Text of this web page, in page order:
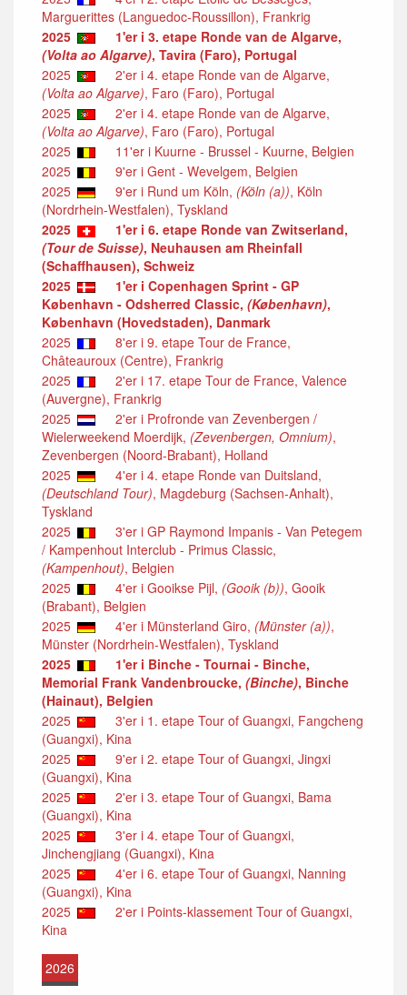
Marguerittes (Languedoc-Roussillon), Frankrig
2025
1'er i 3. etape Ronde van de Algarve,
(Volta ao Algarve), Tavira (Faro), Portugal
2025
2'er i 4. etape Ronde van de Algarve,
(Volta ao Algarve), Faro (Faro), Portugal
2025
2'er i 4. etape Ronde van de Algarve,
(Volta ao Algarve), Faro (Faro), Portugal
2025
11'er i Kuurne - Brussel - Kuurne, Belgien
2025
9'er i Gent - Wevelgem, Belgien
2025
9'er i Rund um Köln, (Köln (a)), Köln
(Nordrhein-Westfalen), Tyskland
2025
1'er i 6. etape Ronde van Zwitserland,
(Tour de Suisse), Neuhausen am Rheinfall
(Schaffhausen), Schweiz
2025
1'er i Copenhagen Sprint - GP
København - Odsherred Classic, (København),
København (Hovedstaden), Danmark
2025
8'er i 9. etape Tour de France,
Châteauroux (Centre), Frankrig
2025
2'er i 17. etape Tour de France, Valence
(Auvergne), Frankrig
2025
2'er i Profronde van Zevenbergen /
Wielerweekend Moerdijk, (Zevenbergen, Omnium),
Zevenbergen (Noord-Brabant), Holland
2025
4'er i 4. etape Ronde van Duitsland,
(Deutschland Tour), Magdeburg (Sachsen-Anhalt),
Tyskland
2025
3'er i GP Raymond Impanis - Van Petegem
/ Kampenhout Interclub - Primus Classic,
(Kampenhout), Belgien
2025
4'er i Gooikse Pijl, (Gooik (b)), Gooik
(Brabant), Belgien
2025
4'er i Münsterland Giro, (Münster (a)),
Münster (Nordrhein-Westfalen), Tyskland
2025
1'er i Binche - Tournai - Binche,
Memorial Frank Vandenbroucke, (Binche), Binche
(Hainaut), Belgien
2025
3'er i 1. etape Tour of Guangxi, Fangcheng
(Guangxi), Kina
2025
9'er i 2. etape Tour of Guangxi, Jingxi
(Guangxi), Kina
2025
2'er i 3. etape Tour of Guangxi, Bama
(Guangxi), Kina
2025
3'er i 4. etape Tour of Guangxi,
Jinchengjiang (Guangxi), Kina
2025
4'er i 6. etape Tour of Guangxi, Nanning
(Guangxi), Kina
2025
2'er i Points-klassement Tour of Guangxi,
Kina
2026